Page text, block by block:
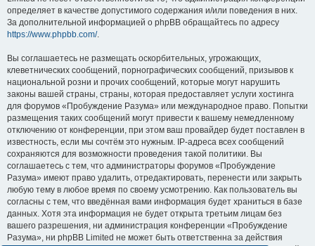
определяет в качестве допустимого содержания и/или поведения в них.
За дополнительной информацией о phpBB обращайтесь по адресу
https://www.phpbb.com/.
Вы соглашаетесь не размещать оскорбительных, угрожающих,
клеветнических сообщений, порнографических сообщений, призывов к
национальной розни и прочих сообщений, которые могут нарушить
законы вашей страны, страны, которая предоставляет услуги хостинга
для форумов «Пробуждение Разума» или международное право. Попытки
размещения таких сообщений могут привести к вашему немедленному
отключению от конференции, при этом ваш провайдер будет поставлен в
известность, если мы сочтём это нужным. IP-адреса всех сообщений
сохраняются для возможности проведения такой политики. Вы
соглашаетесь с тем, что администраторы форумов «Пробуждение
Разума» имеют право удалить, отредактировать, перенести или закрыть
любую тему в любое время по своему усмотрению. Как пользователь вы
согласны с тем, что введённая вами информация будет храниться в базе
данных. Хотя эта информация не будет открыта третьим лицам без
вашего разрешения, ни администрация конференции «Пробуждение
Разума», ни phpBB Limited не может быть ответственна за действия